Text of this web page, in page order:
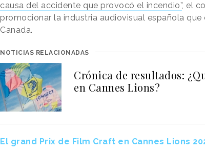
causa del accidente que provocó el incendio”, el
promocionar la industria audiovisual española
Canada.
NOTICIAS RELACIONADAS
Crónica de resultados:
en Cannes Lions?
El grand Prix de Film Craft en Cannes Lions